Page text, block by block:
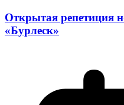
Открытая репетиция
«Бурлеск»